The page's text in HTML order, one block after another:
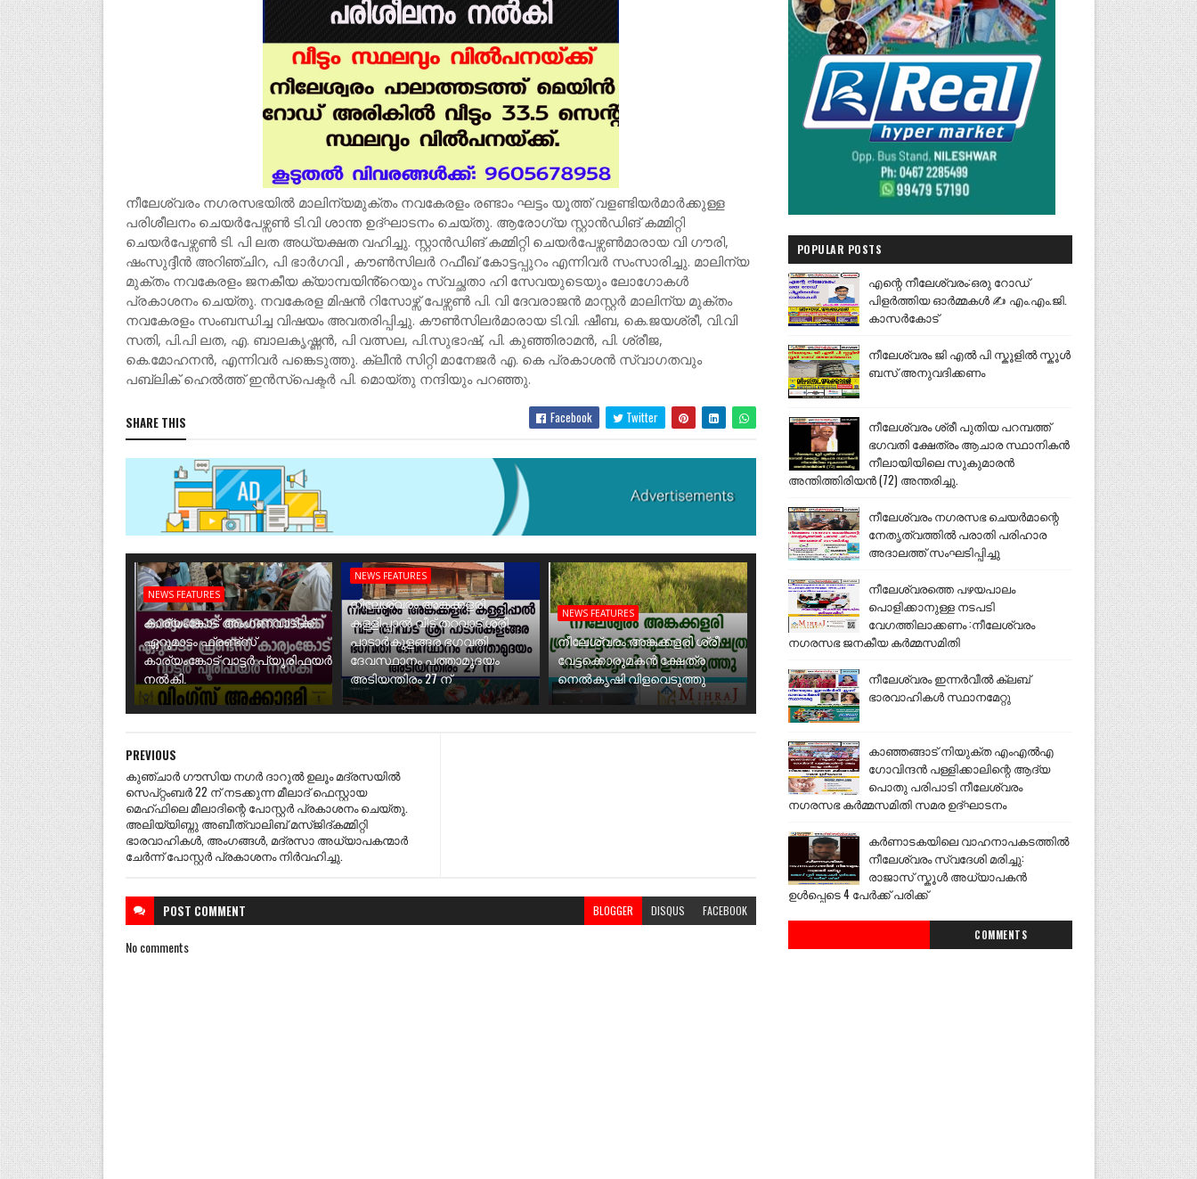
നീലേശ്വരം നഗരസഭയിൽ മാലിന്യമുക്തം നവകേരളം രണ്ടാം ഘട്ടം യൂത്ത് വളണ്ടിയർമാർക്കുള്ള
പരിശീലനം ചെയർപേഴ്സൺ ടി.വി ശാന്ത ഉദ്ഘാടനം ചെയ്തു. ആരോഗ്യ സ്റ്റാൻഡിങ് കമ്മിറ്റി
ചെയർപേഴ്സൺ ടി. പി ലത അധ്യക്ഷത വഹിച്ചു. സ്റ്റാൻഡിങ് കമ്മിറ്റി ചെയർപേഴ്സൺമാരായ വി ഗൗരി,
ഷംസുദ്ദീൻ അറിഞ്ചിറ, പി ഭാർഗവി , കൗൺസിലർ റഫീഖ് കോട്ടപ്പുറം എന്നിവർ സംസാരിച്ചു. മാലിന്യ
മുക്തം നവകേരളം ജനകീയ ക്യാമ്പയിൻ്റെയും സ്വച്ഛതാ ഹി സേവയുടെയും ലോഗോകൾ
പ്രകാശനം ചെയ്തു. നവകേരള മിഷൻ റിസോഴ്സ് പേഴ്സൺ പി. വി ദേവരാജൻ മാസ്റ്റർ മാലിന്യ മുക്തം
നവകേരളം സംബന്ധിച്ച വിഷയം അവതരിപ്പിച്ചു. കൗൺസിലർമാരായ ടി.വി. ഷീബ, കെ.ജയശ്രീ, വി.വി
സതി, പി.പി ലത, എ. ബാലകൃഷ്ണൻ, പി വത്സല, പി.സുഭാഷ്, പി. കുഞ്ഞിരാമൻ, പി. ശ്രീജ,
കെ.മോഹനൻ, എന്നിവർ പങ്കെടുത്തു. ക്ലീൻ സിറ്റി മാനേജർ എ. കെ പ്രകാശൻ സ്വാഗതവും
പബ്ലിക് ഹെൽത്ത്‌ ഇൻസ്‌പെക്ടർ പി. മൊയ്‌തു നന്ദിയും പറഞ്ഞു.
SHARE THIS Facebook Twitter
NEWS FEATURES
കാര്യംങ്കോട് അംഗണവാടിക്ക്
ഏറുമാടം ഫ്രണ്ട്സ്
കാര്യംങ്കോട് വാട്ടർ പ്യൂരിഫയർ
നൽകി.
NEWS FEATURES
നീലേശ്വരം അങ്കക്കളരി
കള്ളിപ്പാൽ വീട് തറവാട് ശ്രീ
പാടാർകുളങ്ങര ഭഗവതി
ദേവസ്ഥാനം പത്താമുദയം
അടിയന്തിരം 27 ന്
NEWS FEATURES
നീലേശ്വരം അങ്കക്കളരി ശ്രീ
വേട്ടക്കൊരുമകൻ ക്ഷേത്ര
നെൽകൃഷി വിളവെടുത്തു
PREVIOUS
കുഞ്ചാർ ഗൗസിയ നഗർ ദാറുൽ ഉലൂം മദ്രസയിൽ
സെപ്റ്റംബർ 22 ന് നടക്കുന്ന മീലാദ് ഫെസ്റ്റായ
മെഹ്ഫിലെ മീലാദിന്റെ പോസ്റ്റർ പ്രകാശനം ചെയ്തു.
അലിയ്യിബ്നു അബീത്വാലിബ് മസ്ജിദ്കമ്മിറ്റി
ഭാരവാഹികൾ, അംഗങ്ങൾ, മദ്രസാ അധ്യാപകന്മാർ
ചേർന്ന് പോസ്റ്റർ പ്രകാശനം നിർവഹിച്ചു.
POST COMMENT BLOGGER DISQUS FACEBOOK
No comments
POPULAR POSTS
എന്റെ നീലേശ്വരം:ഒരു റോഡ്
പിളർത്തിയ ഓർമ്മകൾ ✍️ എം.എം.ജി.
കാസർകോട്
നീലേശ്വരം ജി എൽ പി സ്കൂളിൽ സ്കൂൾ
ബസ് അനുവദിക്കണം
നീലേശ്വരം ശ്രീ പുതിയ പറമ്പത്ത്
ഭഗവതി ക്ഷേത്രം ആചാര സ്ഥാനികൻ
നീലായിയിലെ സുകുമാരൻ
അന്തിത്തിരിയൻ (72) അന്തരിച്ചു.
നീലേശ്വരം നഗരസഭ ചെയർമാന്റെ
നേതൃത്വത്തിൽ പരാതി പരിഹാര
അദാലത്ത് സംഘടിപ്പിച്ചു
നീലേശ്വരത്തെ പഴയപാലം
പൊളിക്കാനുള്ള നടപടി
വേഗത്തിലാക്കണം :നീലേശ്വരം
നഗരസഭ ജനകീയ കർമ്മസമിതി
നീലേശ്വരം ഇന്നർവീൽ ക്ലബ്
ഭാരവാഹികൾ സ്ഥാനമേറ്റു
കാഞ്ഞങ്ങാട് നിയുക്ത എംഎൽഎ
ഗോവിന്ദൻ പള്ളിക്കാലിന്റെ ആദ്യ
പൊതു പരിപാടി നീലേശ്വരം
നഗരസഭ കർമ്മസമിതി സമര ഉദ്ഘാടനം
കർണാടകയിലെ വാഹനാപകടത്തിൽ
നീലേശ്വരം സ്വദേശി മരിച്ചു:
രാജാസ് സ്കൂൾ അധ്യാപകൻ
ഉൾപ്പെടെ 4 പേർക്ക് പരിക്ക്
COMMENTS